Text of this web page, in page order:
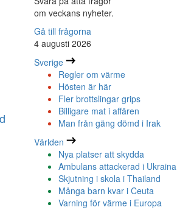
om veckans nyheter.
Gå till frågorna
4 augusti 2026
Sverige
Regler om värme
Hösten är här
Fler brottslingar grips
Billigare mat i affären
Man från gäng dömd i Irak
Världen
Nya platser att skydda
Ambulans attackerad i Ukraina
Skjutning i skola i Thailand
Många barn kvar i Ceuta
Varning för värme i Europa